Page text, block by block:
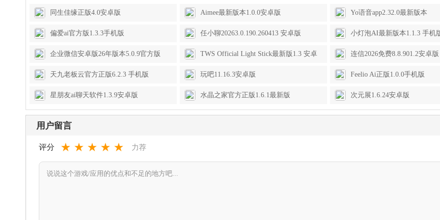
同生佳缘正版4.0安卓版 Aimee最新版本1.0.0安卓版 Yo语音app2.32.0最新版本
偏爱ai官方版1.3.3手机版 任小聊20263.0.190.260413 安卓版 小灯泡AI最新版本1.1.3 手机
企业微信安卓版26年版本5.0.9官方版 TWS Official Light Stick最新版1.3 安卓
版
连信2026免费8.8.901.2安卓版
天九老板云官方正版6.2.3 手机版 玩吧11.16.3安卓版 Feelio Ai正版1.0.0手机版
星朋友ai聊天软件1.3.9安卓版 水晶之家官方正版1.6.1最新版 次元展1.6.24安卓版
用户留言
评分 ★ ★ ★ ★ ★ 力荐